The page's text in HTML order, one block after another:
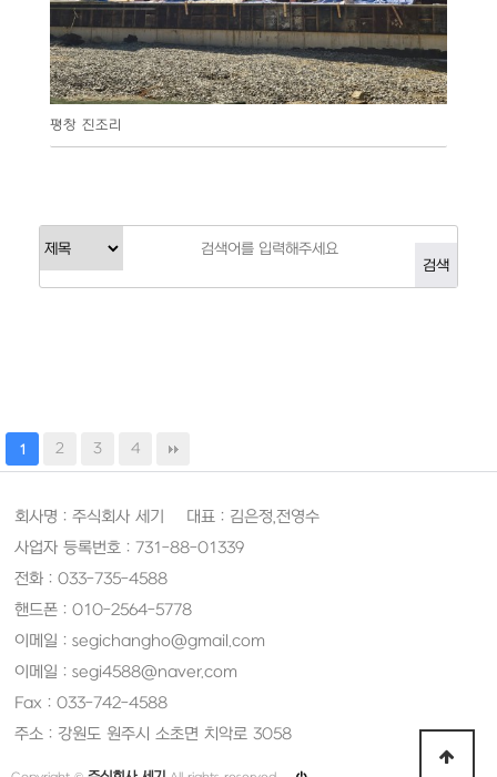
평창 진조리
1 2 3 4
회사명 : 주식회사 세기 대표 : 김은정,전영수
사업자 등록번호 : 731-88-01339
전화 : 033-735-4588
핸드폰 : 010-2564-5778
이메일 : segichangho@gmail.com
이메일 : segi4588@naver.com
Fax : 033-742-4588
주소 : 강원도 원주시 소초면 치악로 3058